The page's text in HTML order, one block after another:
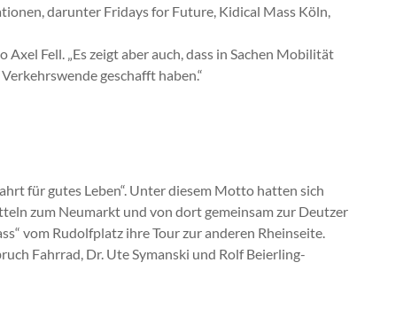
darunter Fridays for Future, Kidical Mass Köln,
Fell. „Es zeigt aber auch, dass in Sachen Mobilität
geschafft haben.“
für gutes Leben“. Unter diesem Motto hatten sich
zum Neumarkt und von dort gemeinsam zur Deutzer
vom Rudolfplatz ihre Tour zur anderen Rheinseite.
Fahrrad, Dr. Ute Symanski und Rolf Beierling-